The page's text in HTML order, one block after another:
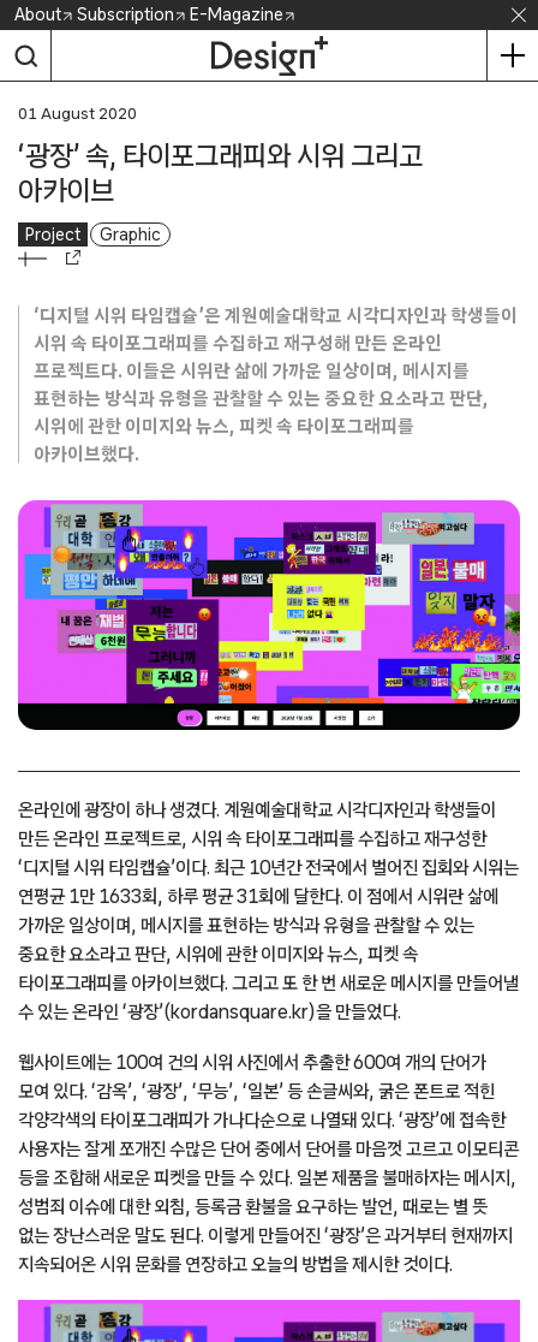
Skip
content
About Subscription E-Magazine
01 August 2020
‘광장’ 속, 타이포그래피와 시위 그리고
아카이브
Project Graphic
‘디지털 시위 타임캡슐’은 계원예술대학교 시각디자인과 학생들이
시위 속 타이포그래피를 수집하고 재구성해 만든 온라인
프로젝트다. 이들은 시위란 삶에 가까운 일상이며, 메시지를
표현하는 방식과 유형을 관찰할 수 있는 중요한 요소라고 판단,
시위에 관한 이미지와 뉴스, 피켓 속 타이포그래피를
아카이브했다.
온라인에 광장이 하나 생겼다. 계원예술대학교 시각디자인과 학생들이
만든 온라인 프로젝트로, 시위 속 타이포그래피를 수집하고 재구성한
‘디지털 시위 타임캡슐’이다. 최근 10년간 전국에서 벌어진 집회와 시위는
연평균 1만 1633회, 하루 평균 31회에 달한다. 이 점에서 시위란 삶에
가까운 일상이며, 메시지를 표현하는 방식과 유형을 관찰할 수 있는
중요한 요소라고 판단, 시위에 관한 이미지와 뉴스, 피켓 속
타이포그래피를 아카이브했다. 그리고 또 한 번 새로운 메시지를 만들어낼
수 있는 온라인 ‘광장’(kordansquare.kr)을 만들었다.
웹사이트에는 100여 건의 시위 사진에서 추출한 600여 개의 단어가
모여 있다. ‘감옥’, ‘광장’, ‘무능’, ‘일본’ 등 손글씨와, 굵은 폰트로 적힌
각양각색의 타이포그래피가 가나다순으로 나열돼 있다. ‘광장’에 접속한
사용자는 잘게 쪼개진 수많은 단어 중에서 단어를 마음껏 고르고 이모티콘
등을 조합해 새로운 피켓을 만들 수 있다. 일본 제품을 불매하자는 메시지,
성범죄 이슈에 대한 외침, 등록금 환불을 요구하는 발언, 때로는 별 뜻
없는 장난스러운 말도 된다. 이렇게 만들어진 ‘광장’은 과거부터 현재까지
지속되어온 시위 문화를 연장하고 오늘의 방법을 제시한 것이다.